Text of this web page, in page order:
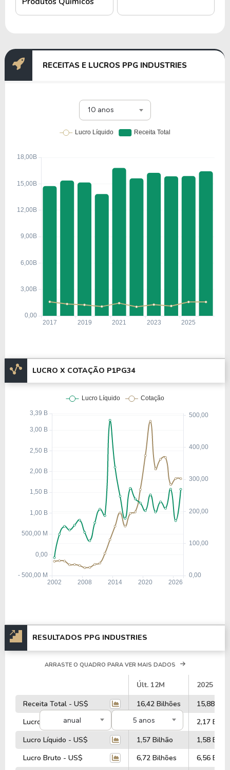
RECEITAS E LUCROS PPG INDUSTRIES
10 anos
LUCRO X COTAÇÃO P1PG34
RESULTADOS PPG INDUSTRIES
anual 5 anos
ARRASTE O QUADRO PARA VER MAIS DADOS
Últ. 12M
2025
Receita Total - US$
16,42 Bilhões
15,88
Lucro Operacional - US$
2,20 Bilhões
2,17
Lucro Líquido - US$
1,57 Bilhão
1,58
Lucro Bruto - US$
6,72 Bilhões
6,56